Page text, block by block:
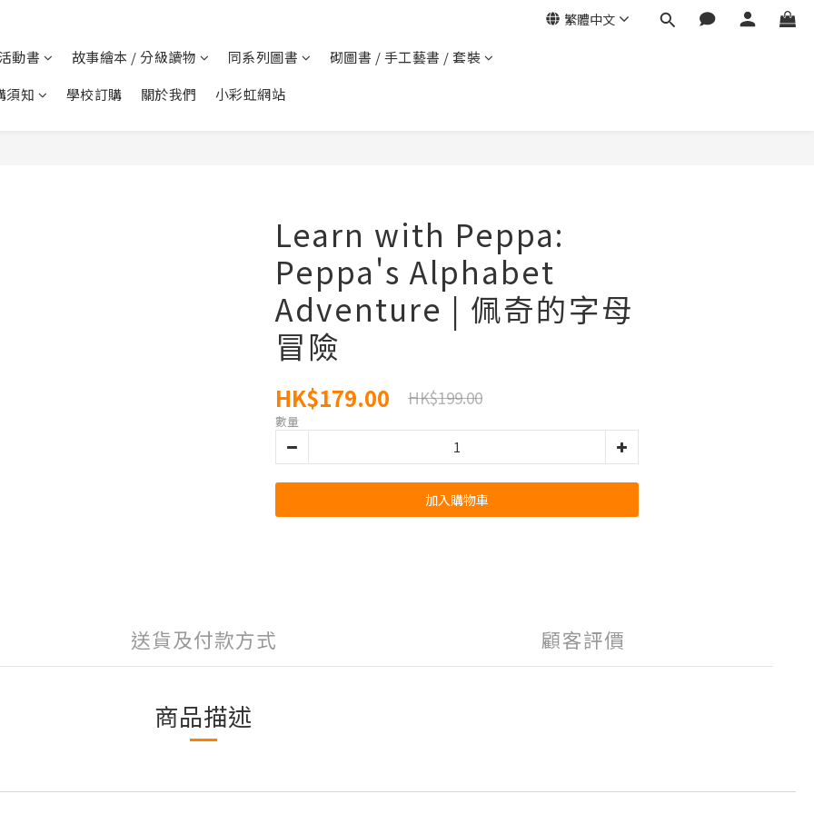
繁體中文
動書 故事繪本 / 分級讀物 同系列圖書
砌圖書 / 手工藝書 / 套裝
須知
學校訂購 關於我們 小彩虹網站
Learn with Peppa:
Peppa's Alphabet
Adventure | 佩奇的字母
冒險
HK$179.00 HK$199.00
數量
加入購物車
送貨及付款方式 顧客評價
商品描述